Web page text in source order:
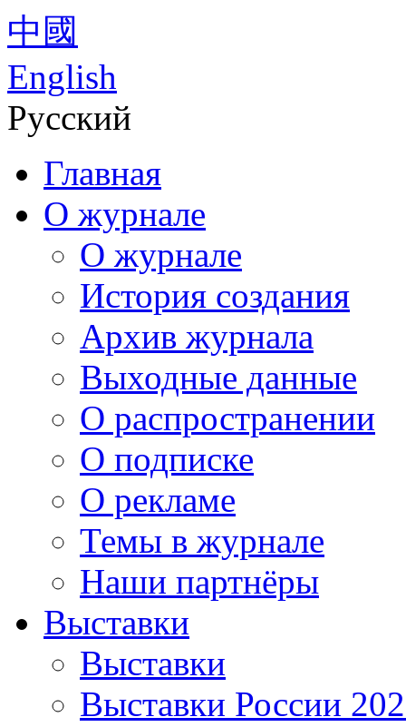
中國
English
Русский
Главная
О журнале
О журнале
История создания
Архив журнала
Выходные данные
О распространении
О подписке
О рекламе
Темы в журнале
Наши партнёры
Выставки
Выставки
Выставки России